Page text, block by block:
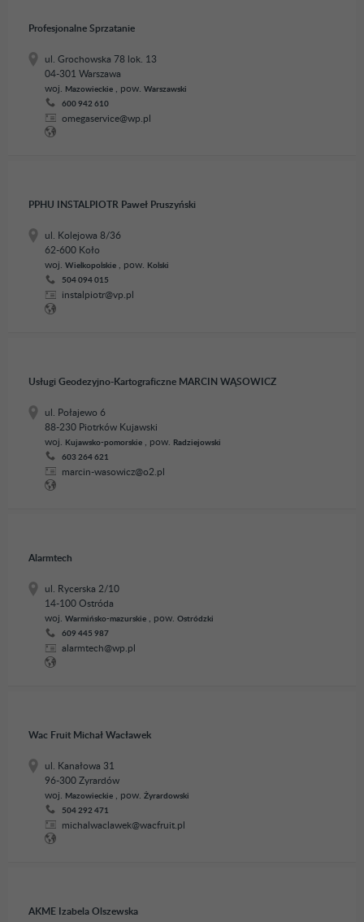
Profesjonalne Sprzatanie
ul. Grochowska 78 lok. 13
04-301 Warszawa
woj.
Mazowieckie , pow. Warszawski
600 942 610
omegaservice@wp.pl
PPHU INSTALPIOTR Paweł Pruszyński
ul. Kolejowa 8/36
62-600 Koło
woj. Wielkopolskie , pow.
Kolski
504 094 015
instalpiotr@vp.pl
Usługi Geodezyjno-Kartograficzne MARCIN WĄSOWICZ
ul. Połajewo 6
88-230 Piotrków Kujawski
woj.
Kujawsko-pomorskie , pow.
Radziejowski
603 264 621
marcin-wasowicz@o2.pl
Alarmtech
ul. Rycerska 2/10
14-100 Ostróda
woj. Warmińsko-mazurskie , pow. Ostródzki
609 445 987
alarmtech@wp.pl
Wac Fruit Michał Wacławek
ul. Kanałowa 31
96-300 Zyrardów
woj.
Mazowieckie , pow. Żyrardowski
504 292 471
michalwaclawek@wacfruit.pl
AKME Izabela Olszewska